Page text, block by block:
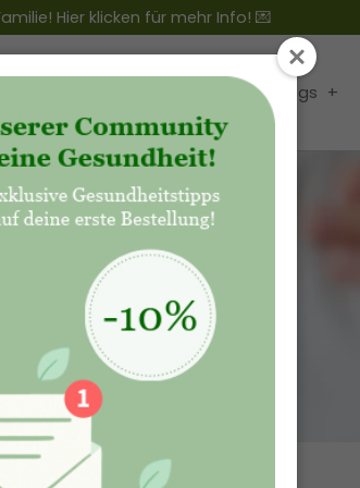
Hier klicken für mehr Info! 💌
Blogs +